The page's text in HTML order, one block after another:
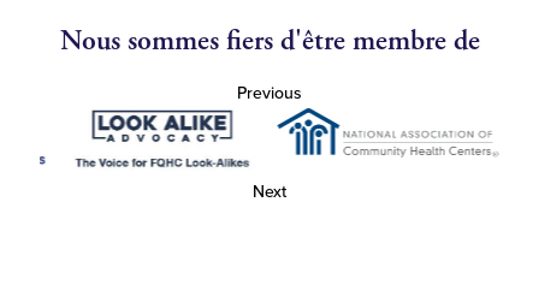
Nous sommes fiers d'être membre de
Previous
Next